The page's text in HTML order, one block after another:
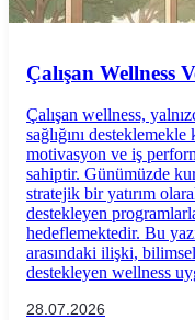
Çalışan Wellness
Uygulamaları
Çalışan wellness,
sağlığını
motivasyon ve iş
sahiptir. Günümüzde
stratejik bir yatırım
destekleyen
hedeflemektedir. Bu
arasındaki ilişki,
destekleyen wellness
28.07.2026